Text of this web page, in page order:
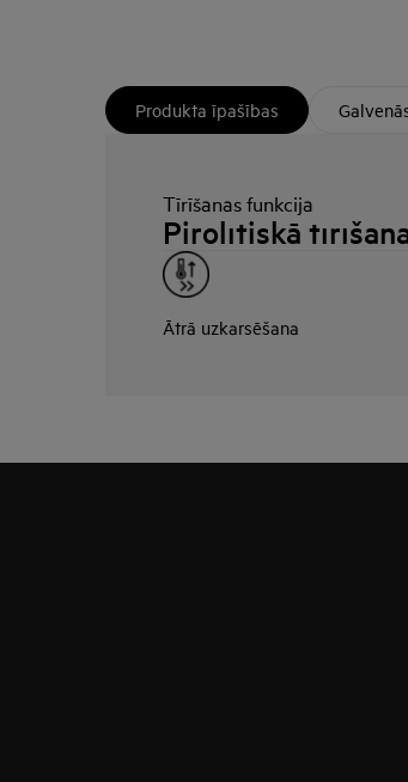
Produkta īpašības
Tīrīšanas funkcija
Pirolītiskā
Ātrā uzkarsēšana